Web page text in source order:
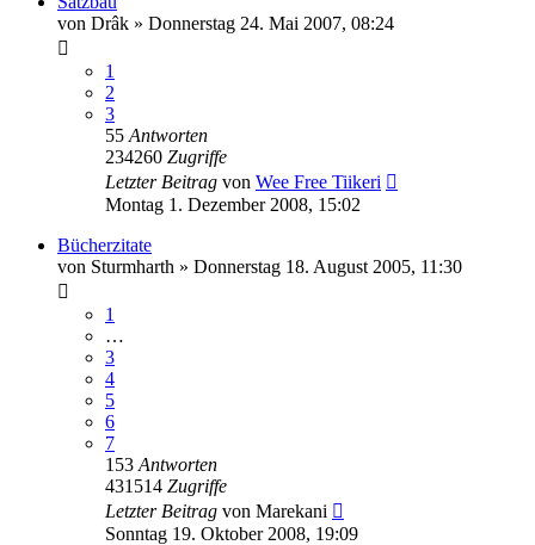
von Drâk » Donnerstag 24. Mai 2007, 08:24
1
2
3
55 Antworten
234260 Zugriffe
Letzter Beitrag von Wee Free Tiikeri
Montag 1. Dezember 2008, 15:02
Bücherzitate
von Sturmharth » Donnerstag 18. August 2005, 11:30
1
…
3
4
5
6
7
153 Antworten
431514 Zugriffe
Letzter Beitrag von Marekani
Sonntag 19. Oktober 2008, 19:09